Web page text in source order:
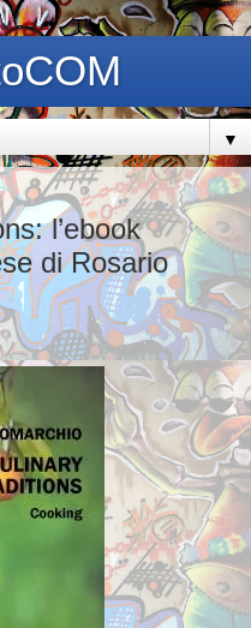
▼
l’ebook
di Rosario